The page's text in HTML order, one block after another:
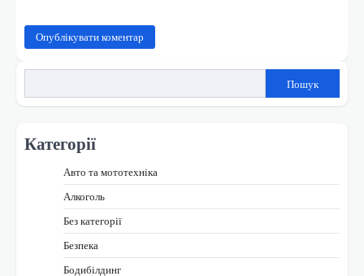
Пошук
Категорії
Авто та мототехніка
Алкоголь
Без категорії
Безпека
Бодибілдинг